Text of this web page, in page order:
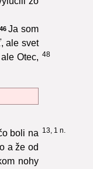
46 Ja som
ale svet
48
Otec,
13, 1 n.
boli na
a že od
nohy